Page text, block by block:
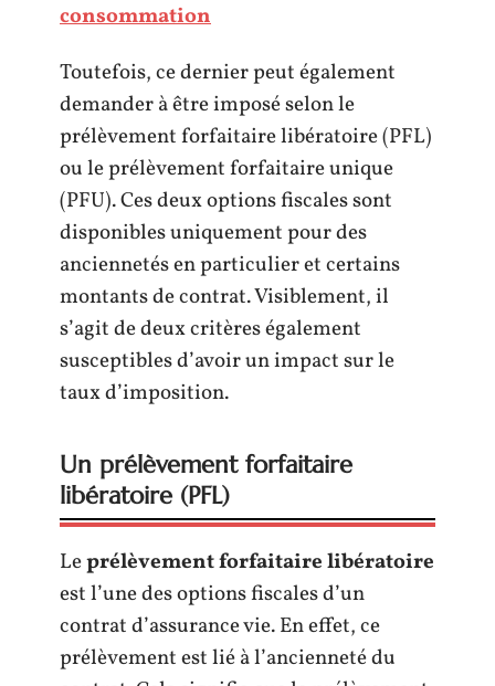
consommation
Toutefois, ce dernier peut également
demander à être imposé selon le
prélèvement forfaitaire libératoire (PFL)
ou le prélèvement forfaitaire unique
(PFU). Ces deux options fiscales sont
disponibles uniquement pour des
anciennetés en particulier et certains
montants de contrat. Visiblement, il
s’agit de deux critères également
susceptibles d’avoir un impact sur le
taux d’imposition.
Un prélèvement forfaitaire
libératoire (PFL)
Leprélèvement forfaitaire libératoire
est l’une des options fiscales d’un
contrat d’assurance vie. En effet, ce
prélèvement est lié à l’ancienneté du